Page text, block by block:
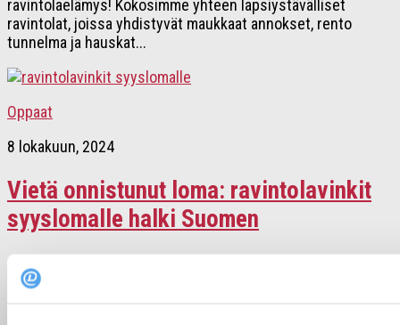
ravintolaelämys! Kokosimme yhteen lapsiystävälliset
ravintolat, joissa yhdistyvät maukkaat annokset, rento
tunnelma ja hauskat...
Oppaat
8 lokakuun, 2024
Vietä onnistunut loma: ravintolavinkit
syyslomalle halki Suomen
Syysloma on täydellinen hetki tutustua kauden parhaisiin
makuihin. Lokakuun harmaus unohtuu hetkessä, kun astut